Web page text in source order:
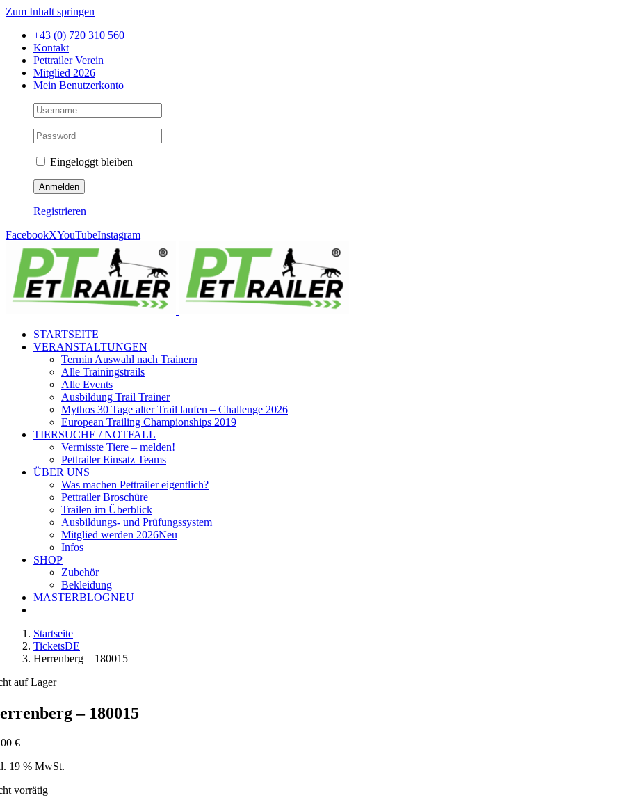
Zum Inhalt springen
+43 (0) 720 310 560
Kontakt
Pettrailer Verein
Mitglied 2026
Mein Benutzerkonto
Eingeloggt bleiben
Registrieren
FacebookXYouTubeInstagram
STARTSEITE
VERANSTALTUNGEN
Termin Auswahl nach Trainern
Alle Trainingstrails
Alle Events
Ausbildung Trail Trainer
Mythos 30 Tage alter Trail laufen – Challenge 2026
European Trailing Championships 2019
TIERSUCHE / NOTFALL
Vermisste Tiere – melden!
Pettrailer Einsatz Teams
ÜBER UNS
Was machen Pettrailer eigentlich?
Pettrailer Broschüre
Trailen im Überblick
Ausbildungs- und Prüfungssystem
Mitglied werden 2026Neu
Infos
SHOP
Zubehör
Bekleidung
MASTERBLOGNEU
Startseite
TicketsDE
Herrenberg – 180015
auf Lager
– 180015
€
19 % MwSt.
vorrätig